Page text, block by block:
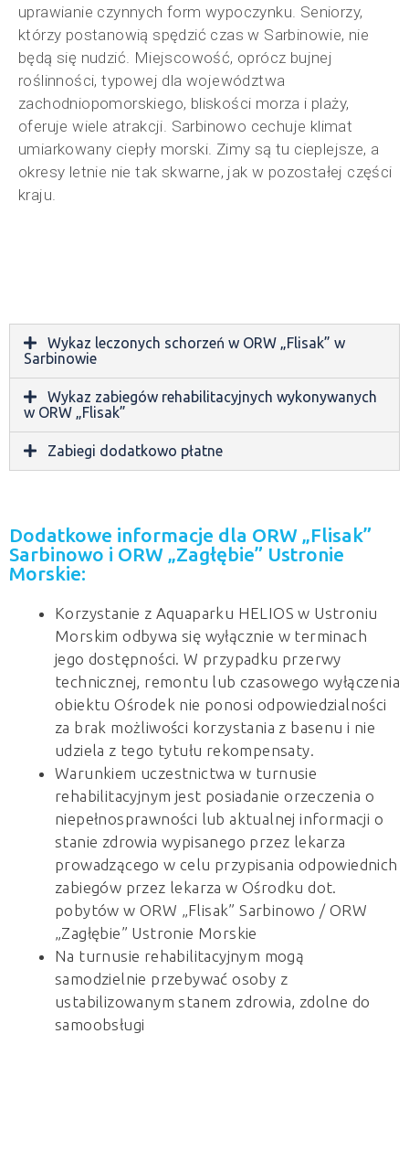
uprawianie czynnych form wypoczynku. Seniorzy,
którzy postanowią spędzić czas w Sarbinowie, nie
będą się nudzić. Miejscowość, oprócz bujnej
roślinności, typowej dla województwa
zachodniopomorskiego, bliskości morza i plaży,
oferuje wiele atrakcji. Sarbinowo cechuje klimat
umiarkowany ciepły morski. Zimy są tu cieplejsze, a
okresy letnie nie tak skwarne, jak w pozostałej części
kraju.
Wykaz leczonych schorzeń w ORW „Flisak” w
Sarbinowie
Wykaz zabiegów rehabilitacyjnych wykonywanych
w ORW „Flisak”
Zabiegi dodatkowo płatne
Dodatkowe informacje dla ORW „Flisak”
Sarbinowo i ORW „Zagłębie” Ustronie
Morskie:
Korzystanie z Aquaparku HELIOS w Ustroniu
Morskim odbywa się wyłącznie w terminach
jego dostępności. W przypadku przerwy
technicznej, remontu lub czasowego wyłączenia
obiektu Ośrodek nie ponosi odpowiedzialności
za brak możliwości korzystania z basenu i nie
udziela z tego tytułu rekompensaty.
Warunkiem uczestnictwa w turnusie
rehabilitacyjnym jest posiadanie orzeczenia o
niepełnosprawności lub aktualnej informacji o
stanie zdrowia wypisanego przez lekarza
prowadzącego w celu przypisania odpowiednich
zabiegów przez lekarza w Ośrodku dot.
pobytów w ORW „Flisak” Sarbinowo / ORW
„Zagłębie” Ustronie Morskie
Na turnusie rehabilitacyjnym mogą
samodzielnie przebywać osoby z
ustabilizowanym stanem zdrowia, zdolne do
samoobsługi